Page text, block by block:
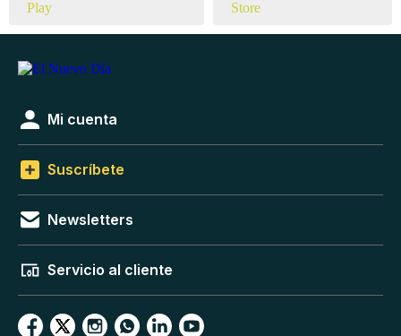
Mi cuenta
Suscríbete
Newsletters
Servicio al cliente